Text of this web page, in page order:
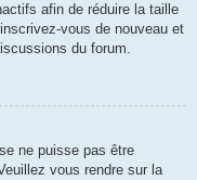
afin de réduire la taille
vous de nouveau et
du forum.
ne puisse pas être
vous rendre sur la